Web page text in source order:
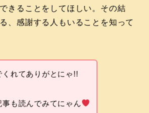
きることをしてほしい。その結
、感謝する人もいることを知って
くれてありがとにゃ!!
事も読んでみてにゃん